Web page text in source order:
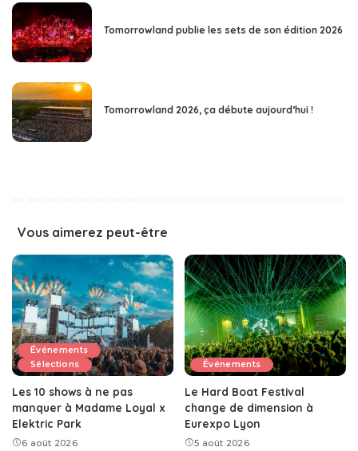
Tomorrowland publie les sets de son édition 2026
Tomorrowland 2026, ça débute aujourd’hui !
Vous aimerez peut-être
Événements
Sélections
Les 10 shows à ne pas
manquer à Madame Loyal x
Elektric Park
6 août 2026
Événements
Le Hard Boat Festival
change de dimension à
Eurexpo Lyon
5 août 2026